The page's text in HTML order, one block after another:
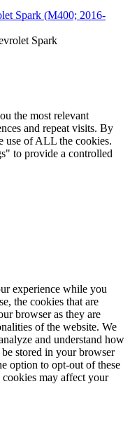
Spark (M400; 2016-
Spark
the most relevant
and repeat visits. By
use of ALL the cookies.
to provide a controlled
experience while you
the cookies that are
browser as they are
of the website. We
and understand how
stored in your browser
option to opt-out of these
may affect your